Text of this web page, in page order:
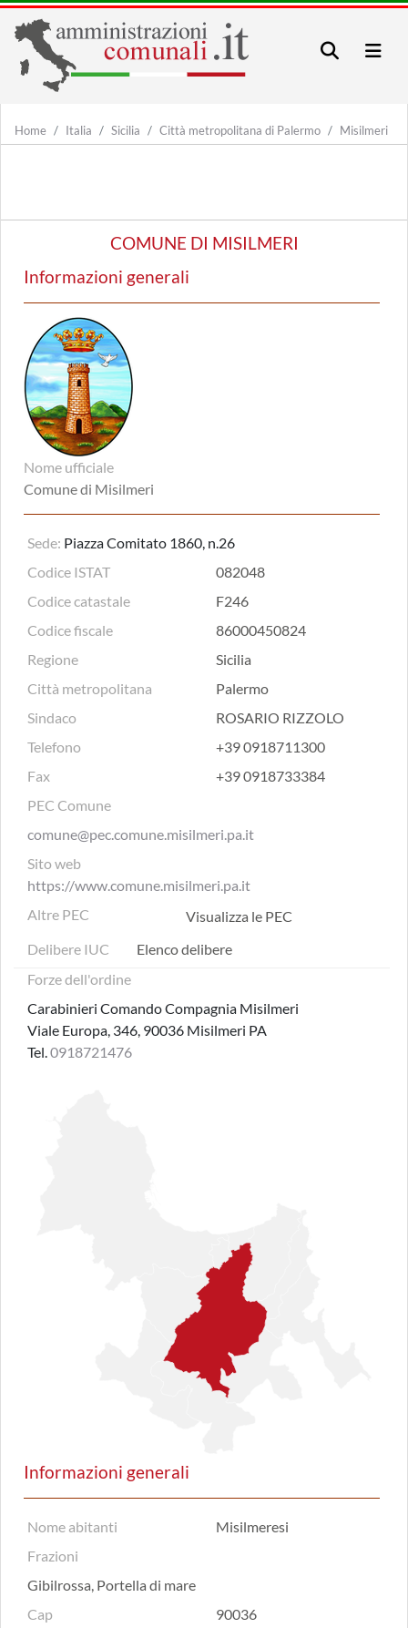
Home Italia Sicilia Città metropolitana di Palermo Misilmeri
COMUNE DI MISILMERI
Informazioni generali
Nome ufficiale
Comune di Misilmeri
Sede: Piazza Comitato 1860, n.26
Codice ISTAT
082048
Codice catastale
F246
Codice fiscale
86000450824
Regione
Sicilia
Città metropolitana
Palermo
Sindaco
ROSARIO RIZZOLO
Telefono
+39 0918711300
Fax
+39 0918733384
PEC Comune
comune@pec.comune.misilmeri.pa.it
Sito web
https://www.comune.misilmeri.pa.it
Altre PEC
Visualizza le PEC
Delibere IUC
Elenco delibere
Forze dell'ordine
Carabinieri Comando Compagnia Misilmeri
Viale Europa, 346, 90036 Misilmeri PA
Tel.0918721476
Informazioni generali
Nome abitanti
Misilmeresi
Frazioni
Gibilrossa, Portella di mare
Cap
90036